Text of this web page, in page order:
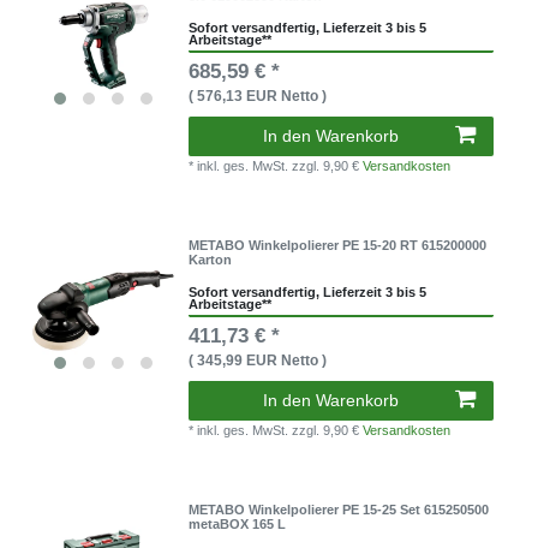
Sofort versandfertig, Lieferzeit 3 bis 5
Arbeitstage**
685,59 € *
( 576,13 EUR Netto )
In den Warenkorb
* inkl. ges. MwSt.zzgl. 9,90 €Versandkosten
METABO Winkelpolierer PE 15-20 RT 615200000
Karton
Sofort versandfertig, Lieferzeit 3 bis 5
Arbeitstage**
411,73 € *
( 345,99 EUR Netto )
In den Warenkorb
* inkl. ges. MwSt.zzgl. 9,90 €Versandkosten
METABO Winkelpolierer PE 15-25 Set 615250500
metaBOX 165 L